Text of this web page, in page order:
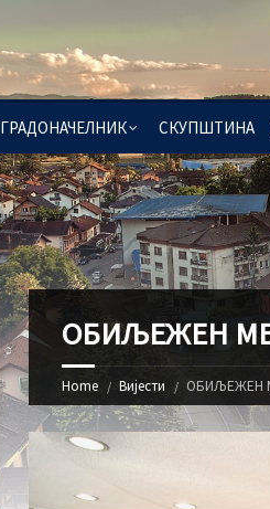
ГРАДОНАЧЕЛНИК СКУПШТИНА
ОБИЉЕЖЕН
Home Вијести ОБИЉЕЖЕН